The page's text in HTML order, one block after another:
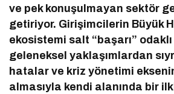
ve pek konuşulmayan sektör
getiriyor. Girişimcilerin Büyük
ekosistemi salt “başarı”
geleneksel yaklaşımlardan
hatalar ve kriz yönetimi
almasıyla kendi alanında bir